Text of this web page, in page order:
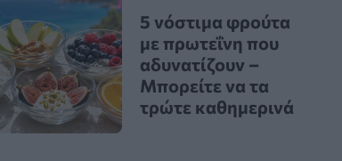
5 νόστιμα φρούτα
με πρωτεΐνη που
αδυνατίζουν –
Μπορείτε να τα
τρώτε καθημερινά